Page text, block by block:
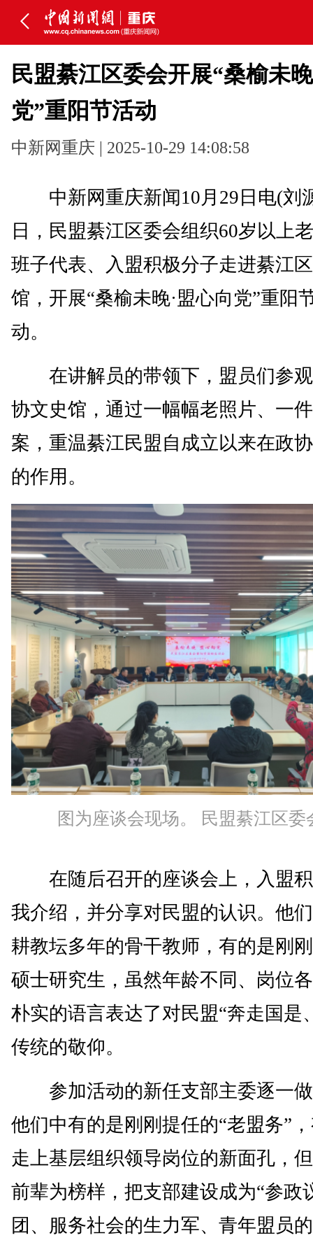
民盟綦江区委会开展“桑榆未
党”重阳节活动
中新网重庆 | 2025-10-29 14:08:58
中新网重庆新闻10月29日电(刘
日，民盟綦江区委会组织60岁以上
班子代表、入盟积极分子走进綦江
馆，开展“桑榆未晚·盟心向党”重阳
动。
在讲解员的带领下，盟员们参观
协文史馆，通过一幅幅老照片、一
案，重温綦江民盟自成立以来在政
的作用。
图为座谈会现场。 民盟綦江区委
在随后召开的座谈会上，入盟积
我介绍，并分享对民盟的认识。他
耕教坛多年的骨干教师，有的是刚
硕士研究生，虽然年龄不同、岗位
朴实的语言表达了对民盟“奔走国是
传统的敬仰。
参加活动的新任支部主委逐一做
他们中有的是刚刚提任的“老盟务”
走上基层组织领导岗位的新面孔，
前辈为榜样，把支部建设成为“参政
团、服务社会的生力军、青年盟员